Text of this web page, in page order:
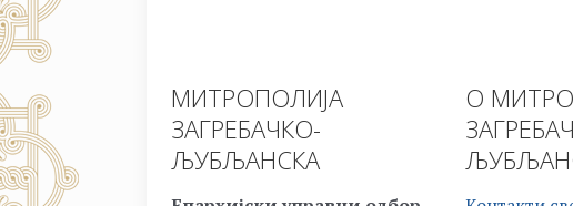
МИТРОПОЛИЈА
ЗАГРЕБАЧКО-
ЉУБЉАНСКА
О